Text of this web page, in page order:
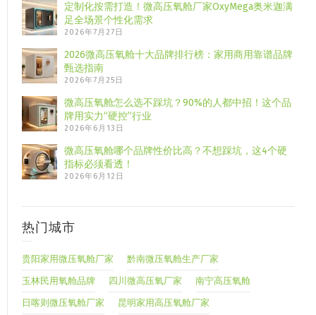
定制化按需打造！微高压氧舱厂家OxyMega奥米迦满
足全场景个性化需求
2026年7月27日
2026微高压氧舱十大品牌排行榜：家用商用靠谱品牌
甄选指南
2026年7月25日
微高压氧舱怎么选不踩坑？90%的人都中招！这个品
牌用实力“硬控”行业
2026年6月13日
微高压氧舱哪个品牌性价比高？不想踩坑，这4个硬
指标必须看透！
2026年6月12日
热门城市
贵阳家用微压氧舱厂家 黔南微压氧舱生产厂家
玉林民用氧舱品牌 四川微高压氧厂家 南宁高压氧舱
日喀则微压氧舱厂家 昆明家用高压氧舱厂家